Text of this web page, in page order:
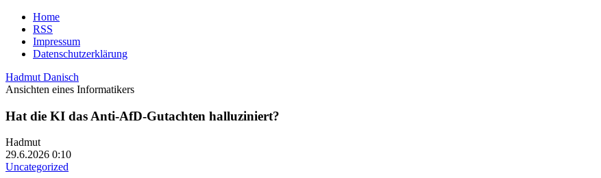
Home
RSS
Impressum
Datenschutzerklärung
Hadmut Danisch
Ansichten eines Informatikers
Hat die KI das Anti-AfD-Gutachten halluziniert?
Hadmut
29.6.2026 0:10
Uncategorized